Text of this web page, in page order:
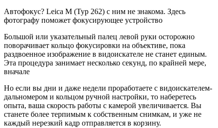
Автофокус? Leica M (Typ 262) с ним не знакома. Здесь
фотографу поможет фокусирующее устройство
Большой или указательный палец левой руки осторожно
поворачивает кольцо фокусировки на объективе, пока
раздвоенное изображение в видоискателе не станет единым.
Эта процедура занимает несколько секунд, по крайней мере,
вначале
Но если вы дни и даже недели проработаете с видоискателем-
дальномером и кольцом ручной настройки, то наберетесь
опыта, ваша скорость работы с камерой увеличивается. Вы
станете более терпимым к собственным снимкам, и уже не
каждый нерезкий кадр отправляется в корзину.